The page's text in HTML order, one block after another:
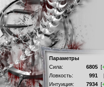
Параметры
Сила:
6805 [
Ловкость:
991
Интуиция:
7934 [